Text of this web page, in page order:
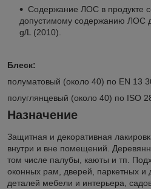
Cодержание ЛОС в продукте
допустимому содержанию ЛОС
g/L (2010).
Блеск:
полуматовый (около 40) по EN 13
полуглянцевый (около 40) по ISO
Назначение
Защитная и декоративная
внутри и вне помещений.
том числе палубы, каюты и тп.
оконных рам, дверей, паркетных и
деталей мебели и интерьера,